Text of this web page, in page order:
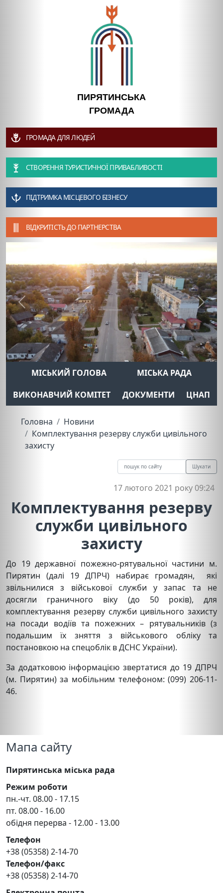
ПИРЯТИНСЬКА
ГРОМАДА
ГРОМАДА ДЛЯ ЛЮДЕЙ
СТВОРЕННЯ ТУРИСТИЧНОЇ ПРИВАБЛИВОСТІ
ПІДТРИМКА МІСЦЕВОГО БІЗНЕСУ
ВІДКРИТІСТЬ ДО ПАРТНЕРСТВА
Previous Next
МІСЬКИЙ ГОЛОВА
МІСЬКА РАДА
ВИКОНАВЧИЙ КОМІТЕТ
ДОКУМЕНТИ ЦНАП
Головна
Новини
Комплектування резерву служби цивільного
захисту
Шукати
17 лютого 2021 року 09:24
Комплектування резерву
служби цивільного
захисту
До 19 державної пожежно-рятувальної частини м.
Пирятин (далі 19 ДПРЧ) набирає громадян, які
звільнилися з військової служби у запас та не
досягли граничного віку (до 50 років), для
комплектування резерву служби цивільного захисту
на посади водіїв та пожежних – рятувальників (з
подальшим їх зняття з військового обліку та
постановкою на спецоблік в ДСНС України).
За додатковою інформацією звертатися до 19 ДПРЧ
(м. Пирятин) за мобільним телефоном: (099) 206-11-
46.
Мапа сайту
Пирятинська міська рада
Режим роботи
пн.-чт. 08.00 - 17.15
пт. 08.00 - 16.00
обідня перерва - 12.00 - 13.00
Телефон
+38 (05358) 2-14-70
Телефон/факс
+38 (05358) 2-14-70